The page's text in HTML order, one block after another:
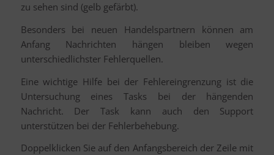
zu sehen sind (gelb gefärbt).
Besonders bei neuen Handelspartnern können am
Anfang Nachrichten hängen bleiben wegen
unterschiedlichster Fehlerquellen.
Eine wichtige Hilfe bei der Fehlereingrenzung ist die
Untersuchung eines Tasks bei der hängenden
Nachricht. Der Task kann auch den Support
unterstützen bei der Fehlerbehebung.
Doppelklicken Sie auf den Anfangsbereich der Zeile mit